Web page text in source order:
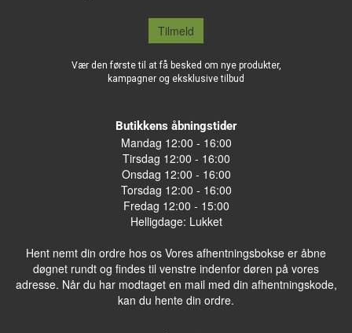
Tilmeld
Vær den første til at få besked om nye produkter,
kampagner og eksklusive tilbud
Butikkens åbningstider
Mandag 12:00 - 16:00
Tirsdag 12:00 - 16:00
Onsdag 12:00 - 16:00
Torsdag 12:00 - 16:00
Fredag 12:00 - 15:00
Helligdage: Lukket
Hent nemt din ordre hos os Vores afhentningsbokse er åbne
døgnet rundt og findes til venstre indenfor døren på vores
adresse. Når du har modtaget en mail med din afhentningskode,
kan du hente din ordre.